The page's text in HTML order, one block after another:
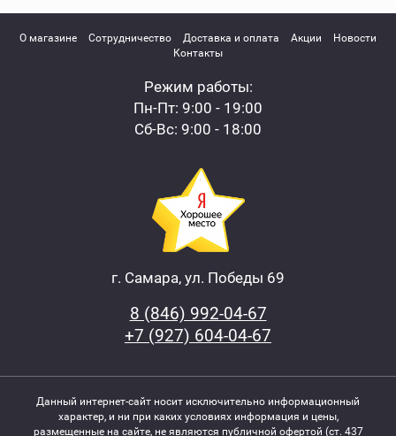
О магазине Сотрудничество Доставка и оплата Акции
Новости
Контакты
Режим работы:
Пн-Пт: 9:00 - 19:00
Сб-Вс: 9:00 - 18:00
г. Самара, ул. Победы 69
8 (846) 992-04-67
+7 (927) 604-04-67
Данный интернет-сайт носит исключительно информационный
характер, и ни при каких условиях информация и цены,
размещенные на сайте, не являются публичной офертой (ст. 437